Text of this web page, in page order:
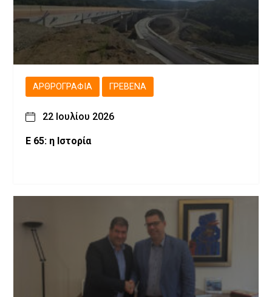
ΑΡΘΡΟΓΡΑΦΊΑ ΓΡΕΒΕΝΆ
22 Ιουλίου 2026
Ε 65: η Ιστορία